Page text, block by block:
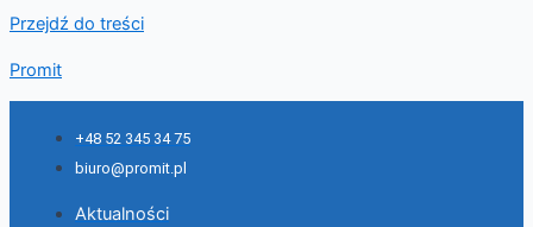
Przejdź do treści
Promit
+48 52 345 34 75
biuro@promit.pl
Aktualności